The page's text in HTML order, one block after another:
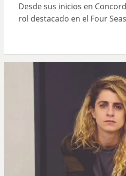
Desde sus inicios en
rol destacado en el Four